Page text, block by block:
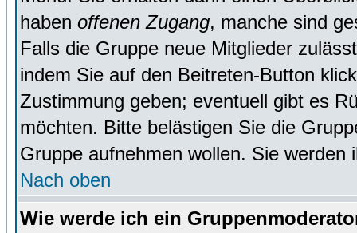
haben offenen Zugang, manche sind
Falls die Gruppe neue Mitglieder
indem Sie auf den Beitreten-Button
Zustimmung geben; eventuell gibt es
möchten. Bitte belästigen Sie die
Gruppe aufnehmen wollen. Sie werden
Nach oben
Wie werde ich ein